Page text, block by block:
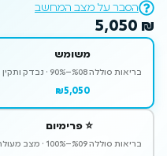
הסבר על מצב המחשב
5,050 ₪
משומש
בריאות סוללה ⁦80%–90%⁩ · נבדק ותקין
₪5,050
⭐ פרימיום
בריאות סוללה ⁦90%–100%⁩ · מצב מעולה